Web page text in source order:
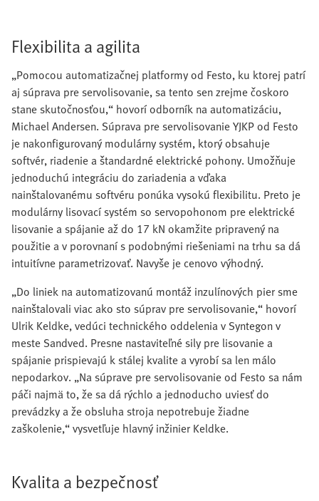
Flexibilita a agilita
„Pomocou automatizačnej platformy od Festo, ku ktorej patrí
aj súprava pre servolisovanie, sa tento sen zrejme čoskoro
stane skutočnosťou,“ hovorí odborník na automatizáciu,
Michael Andersen. Súprava pre servolisovanie YJKP od Festo
je nakonfigurovaný modulárny systém, ktorý obsahuje
softvér, riadenie a štandardné elektrické pohony. Umožňuje
jednoduchú integráciu do zariadenia a vďaka
nainštalovanému softvéru ponúka vysokú flexibilitu. Preto je
modulárny lisovací systém so servopohonom pre elektrické
lisovanie a spájanie až do 17 kN okamžite pripravený na
použitie a v porovnaní s podobnými riešeniami na trhu sa dá
intuitívne parametrizovať. Navyše je cenovo výhodný.
„Do liniek na automatizovanú montáž inzulínových pier sme
nainštalovali viac ako sto súprav pre servolisovanie,“ hovorí
Ulrik Keldke, vedúci technického oddelenia v Syntegon v
meste Sandved. Presne nastaviteľné sily pre lisovanie a
spájanie prispievajú k stálej kvalite a vyrobí sa len málo
nepodarkov. „Na súprave pre servolisovanie od Festo sa nám
páči najmä to, že sa dá rýchlo a jednoducho uviesť do
prevádzky a že obsluha stroja nepotrebuje žiadne
zaškolenie,“ vysvetľuje hlavný inžinier Keldke.
Kvalita a bezpečnosť